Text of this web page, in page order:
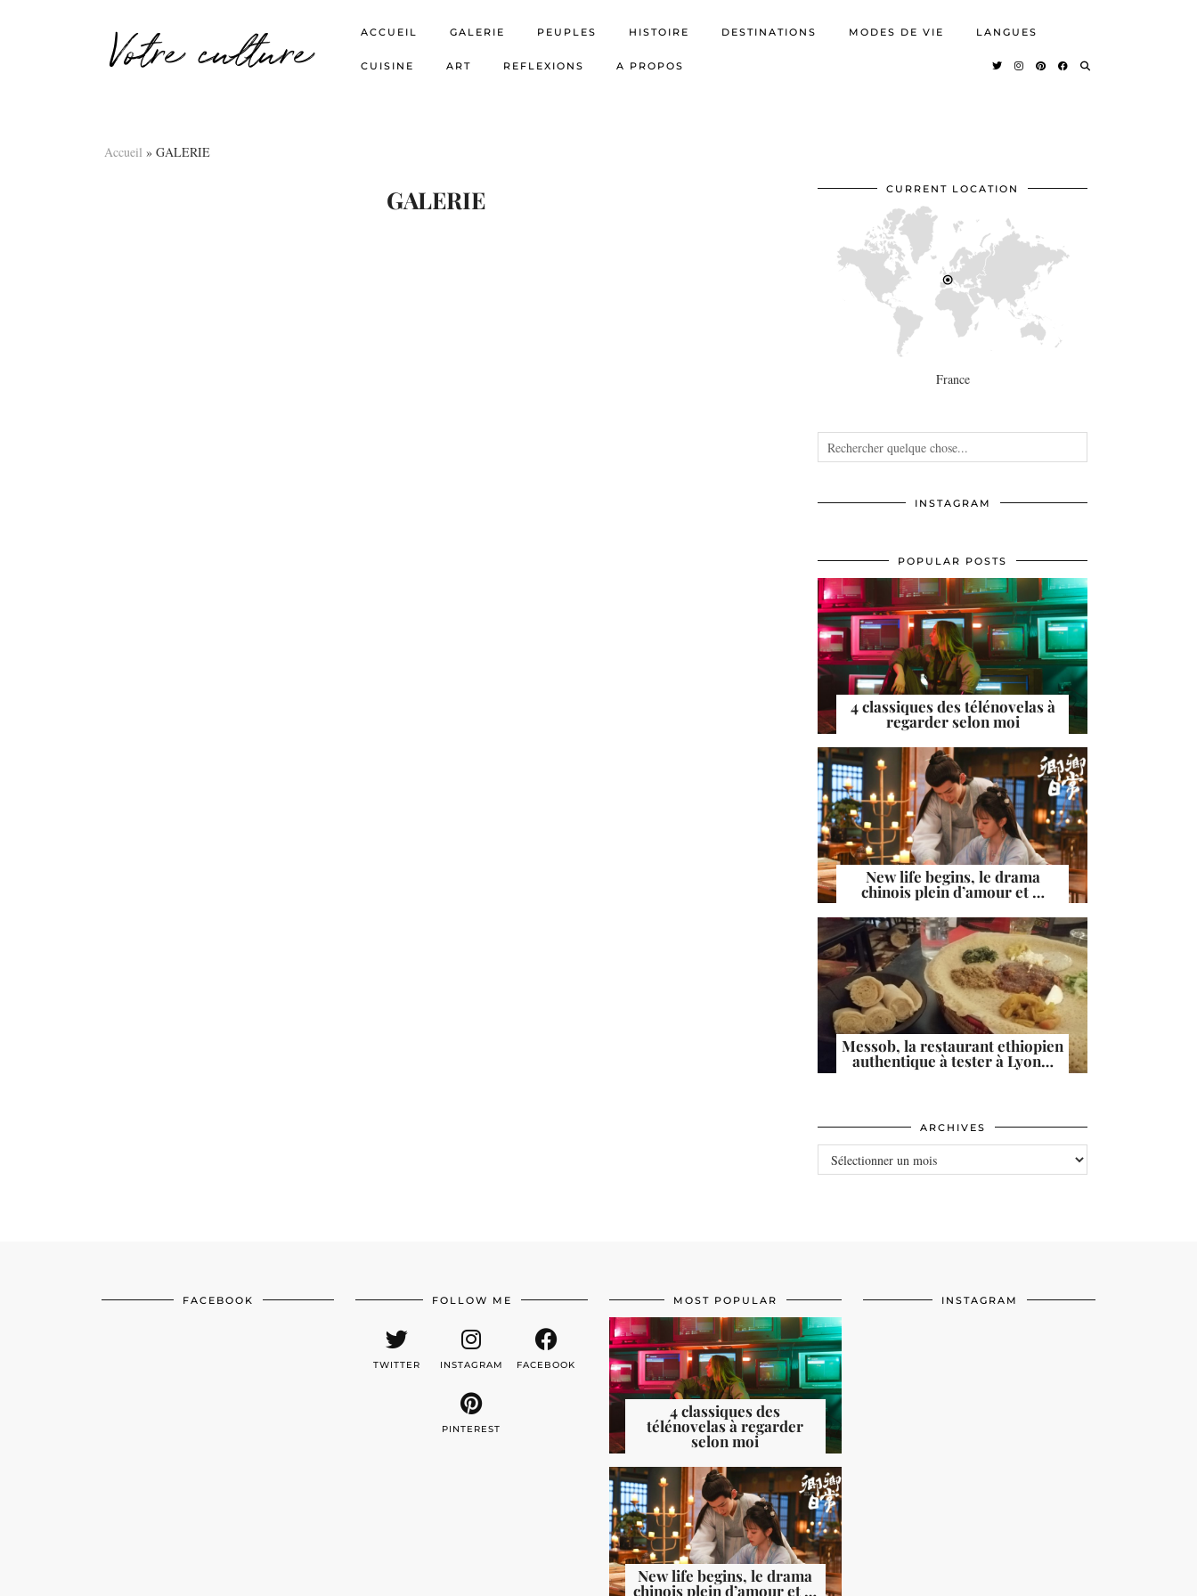
Votre culture ACCUEIL GALERIE PEUPLES HISTOIRE DESTINATIONS MODES DE VIE LANGUES
CUISINE ART REFLEXIONS A PROPOS
Accueil » GALERIE
GALERIE CURRENT LOCATION
France
INSTAGRAM
POPULAR POSTS
4 classiques des télénovelas à
regarder selon moi
New life begins, le drama
chinois plein d’amour et …
Messob, la restaurant ethiopien
authentique à tester à Lyon…
ARCHIVES
ARCHIVES
FACEBOOK FOLLOW ME
TWITTER INSTAGRAM FACEBOOK
PINTEREST
MOST POPULAR
4 classiques des
télénovelas à regarder
selon moi
New life begins, le drama
chinois plein d’amour et …
INSTAGRAM